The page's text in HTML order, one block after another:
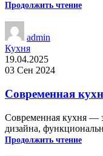
Продолжить чтение
admin
Кухня
19.04.2025
03 Сен 2024
Современная
Современная кухня —
дизайна,
Продолжить чтение